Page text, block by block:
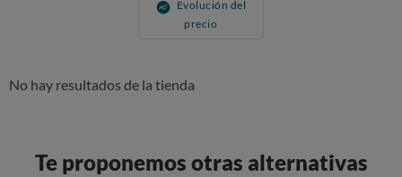
Evolución del
precio
No hay resultados de la tienda
Te proponemos otras alternativas